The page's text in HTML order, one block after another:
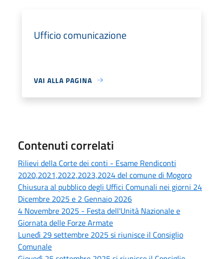
Ufficio comunicazione
VAI ALLA PAGINA
Contenuti correlati
Rilievi della Corte dei conti - Esame Rendiconti
2020,2021,2022,2023,2024 del comune di Mogoro
Chiusura al pubblico degli Uffici Comunali nei giorni 24
Dicembre 2025 e 2 Gennaio 2026
4 Novembre 2025 - Festa dell'Unità Nazionale e
Giornata delle Forze Armate
Lunedì 29 settembre 2025 si riunisce il Consiglio
Comunale